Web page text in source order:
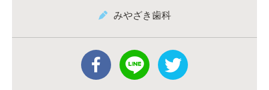
みやざき歯科